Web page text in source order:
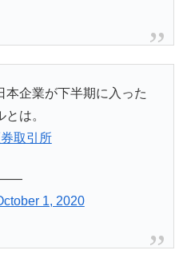
本企業が下半期に入った
は。
取引所
1, 2020